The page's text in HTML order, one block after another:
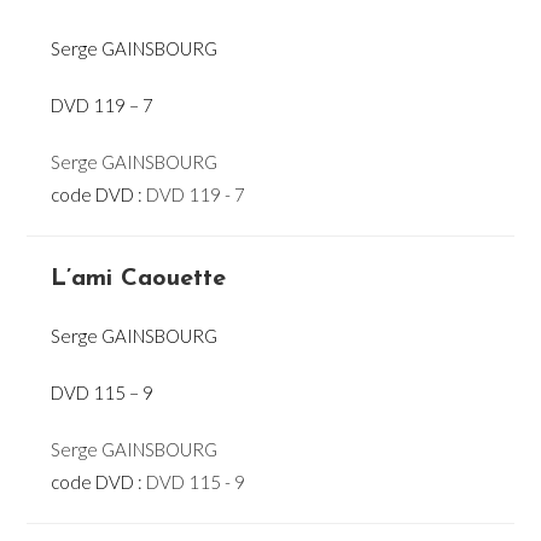
Serge GAINSBOURG
DVD 119 – 7
Serge GAINSBOURG
code DVD : DVD 119 - 7
L’ami Caouette
Serge GAINSBOURG
DVD 115 – 9
Serge GAINSBOURG
code DVD : DVD 115 - 9